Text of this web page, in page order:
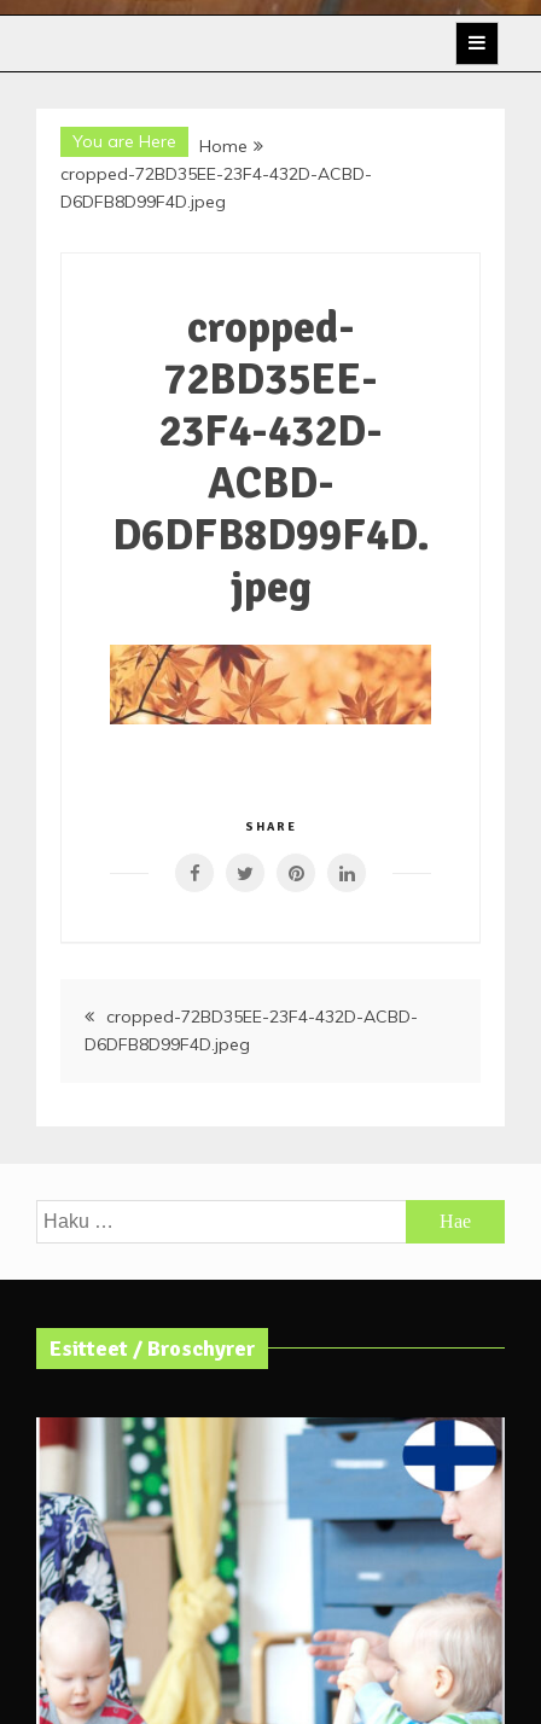
You are Here
Home
cropped-72BD35EE-23F4-432D-ACBD-
D6DFB8D99F4D.jpeg
cropped-
72BD35EE-
23F4-432D-
ACBD-
D6DFB8D99F4D.
jpeg
SHARE
Artikkelien
cropped-72BD35EE-23F4-432D-ACBD-
D6DFB8D99F4D.jpeg
Haku:
Esitteet / Broschyrer